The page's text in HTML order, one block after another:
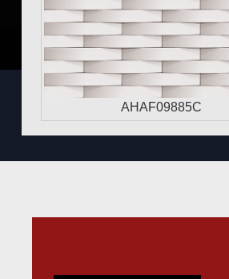
AHAF09885C